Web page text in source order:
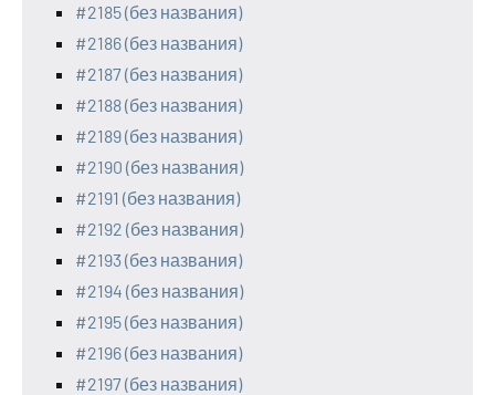
#2185 (без названия)
#2186 (без названия)
#2187 (без названия)
#2188 (без названия)
#2189 (без названия)
#2190 (без названия)
#2191 (без названия)
#2192 (без названия)
#2193 (без названия)
#2194 (без названия)
#2195 (без названия)
#2196 (без названия)
#2197 (без названия)